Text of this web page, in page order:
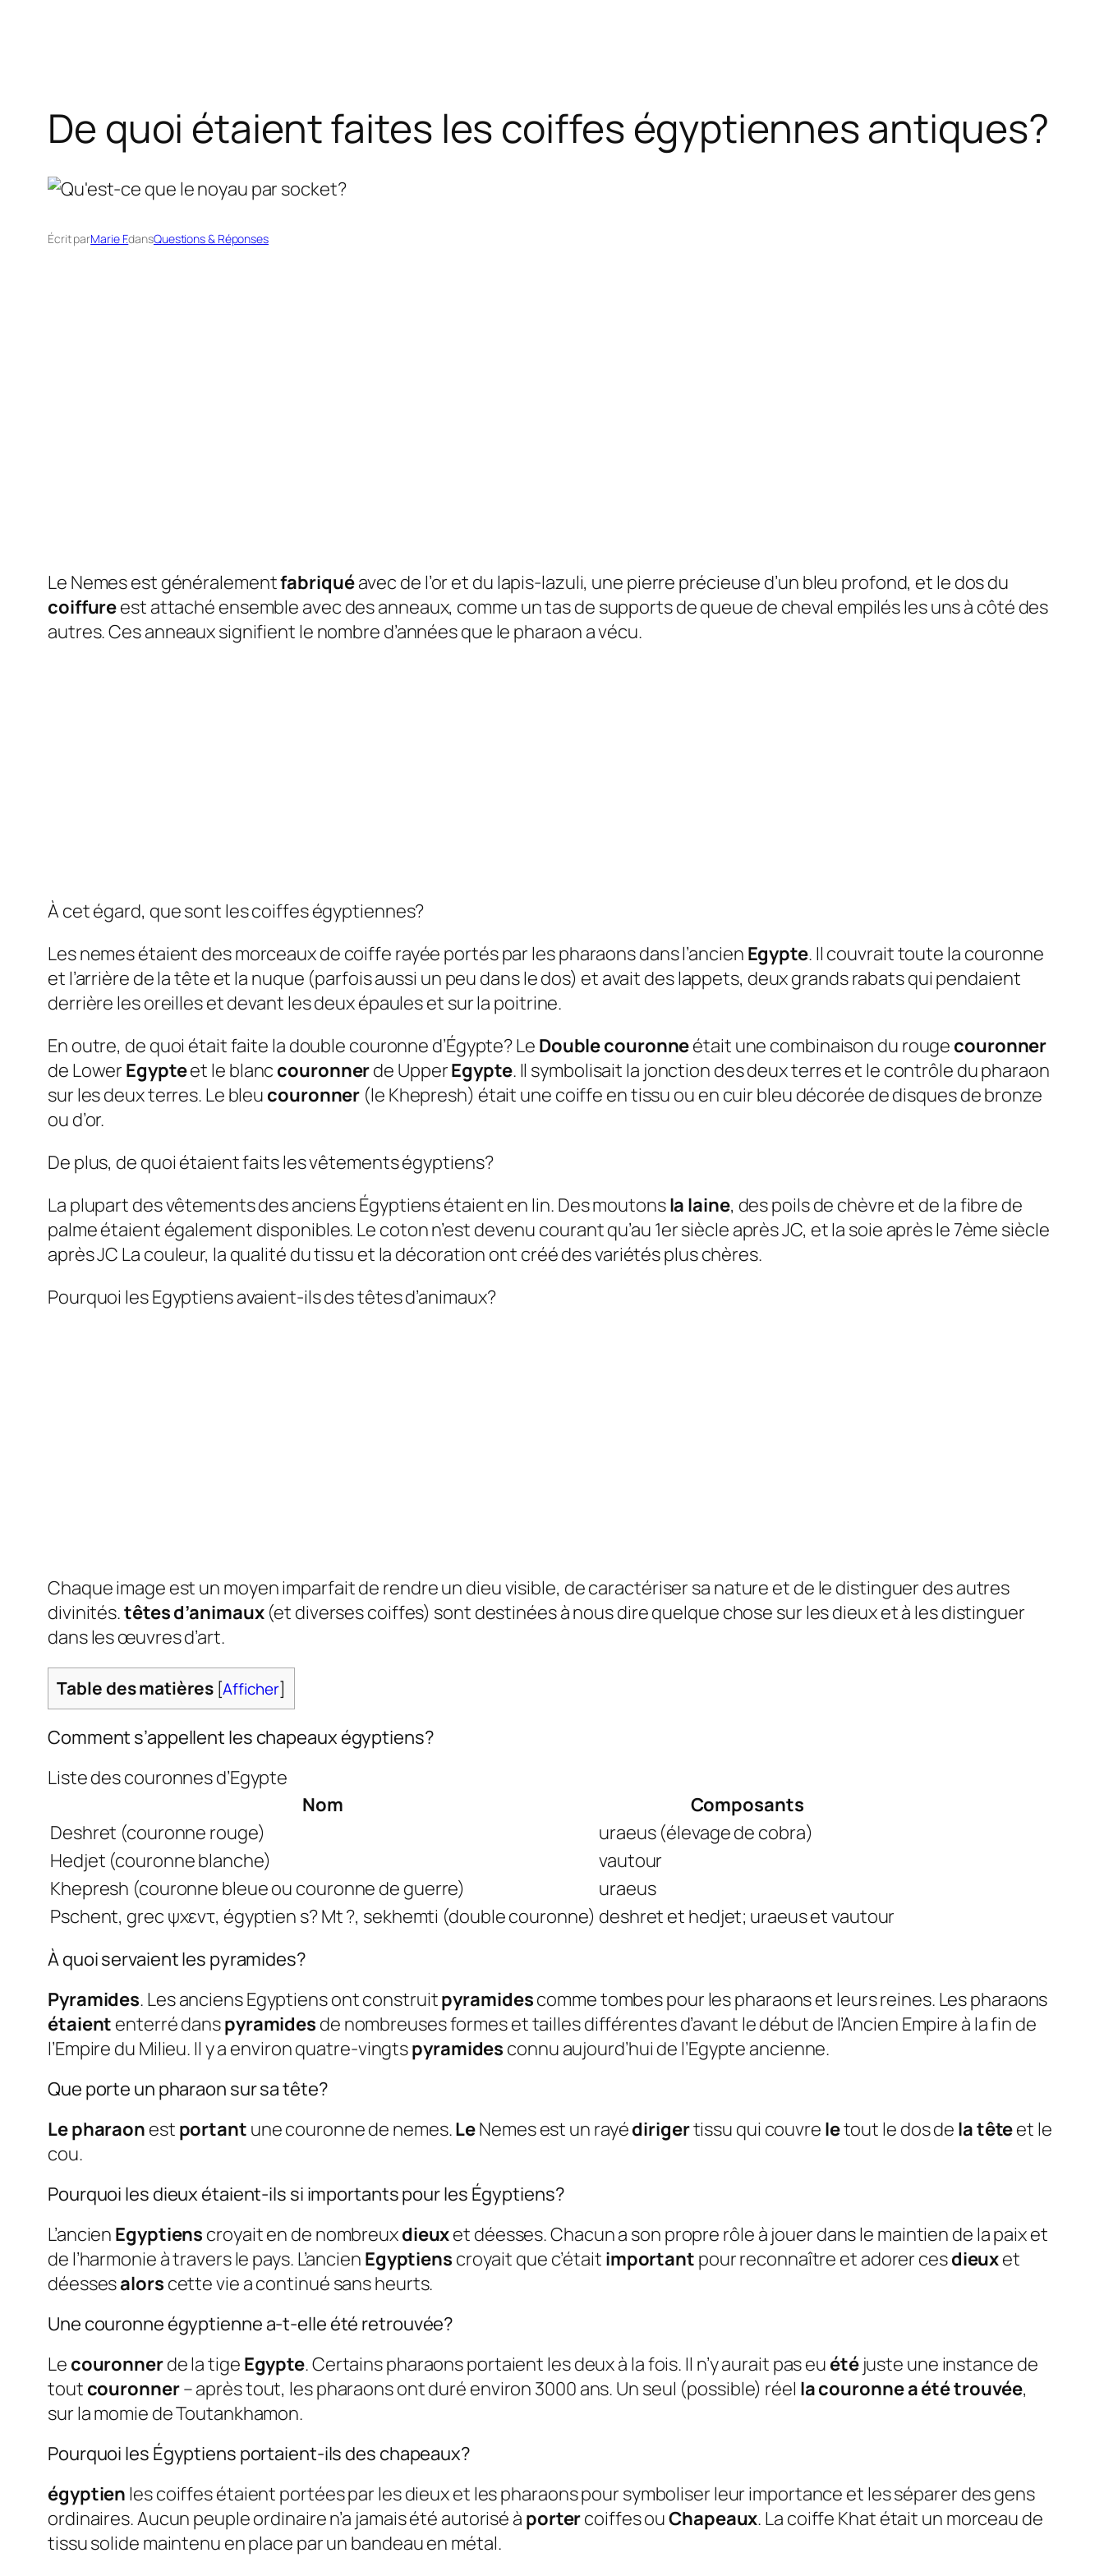
De quoi étaient faites les coiffes égyptiennes antiques?
Écrit parMarie F.dansQuestions & Réponses
Le Nemes est généralementfabriquéavec de l’or et du lapis-lazuli, une pierre précieuse d’un bleu profond, et le dos du
coiffureest attaché ensemble avec des anneaux, comme un tas de supports de queue de cheval empilés les uns à côté des
autres. Ces anneaux signifient le nombre d’années que le pharaon a vécu.
À cet égard, que sont les coiffes égyptiennes?
Les nemes étaient des morceaux de coiffe rayée portés par les pharaons dans l’ancien Egypte. Il couvrait toute la couronne
et l’arrière de la tête et la nuque (parfois aussi un peu dans le dos) et avait des lappets, deux grands rabats qui pendaient
derrière les oreilles et devant les deux épaules et sur la poitrine.
En outre, de quoi était faite la double couronne d’Égypte?Le Double couronneétait une combinaison du rouge couronner
de Lower Egypteet le blanc couronnerde UpperEgypte. Il symbolisait la jonction des deux terres et le contrôle du pharaon
sur les deux terres. Le bleu couronner (le Khepresh) était une coiffe en tissu ou en cuir bleu décorée de disques de bronze
ou d’or.
De plus, de quoi étaient faits les vêtements égyptiens?
La plupart des vêtements des anciens Égyptiens étaient en lin. Des moutonsla laine, des poils de chèvre et de la fibre de
palme étaient également disponibles. Le coton n’est devenu courant qu’au 1er siècle après JC, et la soie après le 7ème siècle
après JC La couleur, la qualité du tissu et la décoration ont créé des variétés plus chères.
Pourquoi les Egyptiens avaient-ils des têtes d’animaux?
Chaque image est un moyen imparfait de rendre un dieu visible, de caractériser sa nature et de le distinguer des autres
divinités.têtes d’animaux(et diverses coiffes) sont destinées à nous dire quelque chose sur les dieux et à les distinguer
dans les œuvres d’art.
Table des matières [Afficher]
Comment s’appellent les chapeaux égyptiens?
Liste des couronnes d’Egypte
Nom
Composants
Deshret (couronne rouge)
uraeus (élevage de cobra)
Hedjet (couronne blanche)
vautour
Khepresh (couronne bleue ou couronne de guerre)
uraeus
Pschent, grec ψχεντ, égyptien s? Mt ?, sekhemti (double couronne) deshret et hedjet; uraeus et vautour
À quoi servaient les pyramides?
Pyramides. Les anciens Egyptiens ont construitpyramidescomme tombes pour les pharaons et leurs reines. Les pharaons
étaient enterré danspyramides de nombreuses formes et tailles différentes d’avant le début de l’Ancien Empire à la fin de
l’Empire du Milieu. Il y a environ quatre-vingtspyramides connu aujourd’hui de l’Egypte ancienne.
Que porte un pharaon sur sa tête?
Le pharaon est portant une couronne de nemes.LeNemes est un rayédirigertissu qui couvre letout le dos de la têteet le
cou.
Pourquoi les dieux étaient-ils si importants pour les Égyptiens?
L’ancien Egyptiens croyait en de nombreuxdieuxet déesses. Chacun a son propre rôle à jouer dans le maintien de la paix et
de l’harmonie à travers le pays. L’ancien Egyptiens croyait que c’était important pour reconnaître et adorer cesdieuxet
déessesalors cette vie a continué sans heurts.
Une couronne égyptienne a-t-elle été retrouvée?
Le couronnerde la tige Egypte. Certains pharaons portaient les deux à la fois. Il n’y aurait pas eu étéjuste une instance de
tout couronner– après tout, les pharaons ont duré environ 3000 ans. Un seul (possible) réel la couronne a été trouvée,
sur la momie de Toutankhamon.
Pourquoi les Égyptiens portaient-ils des chapeaux?
égyptien les coiffes étaient portées par les dieux et les pharaons pour symboliser leur importance et les séparer des gens
ordinaires. Aucun peuple ordinaire n’a jamais été autorisé à portercoiffes ouChapeaux. La coiffe Khat était un morceau de
tissu solide maintenu en place par un bandeau en métal.